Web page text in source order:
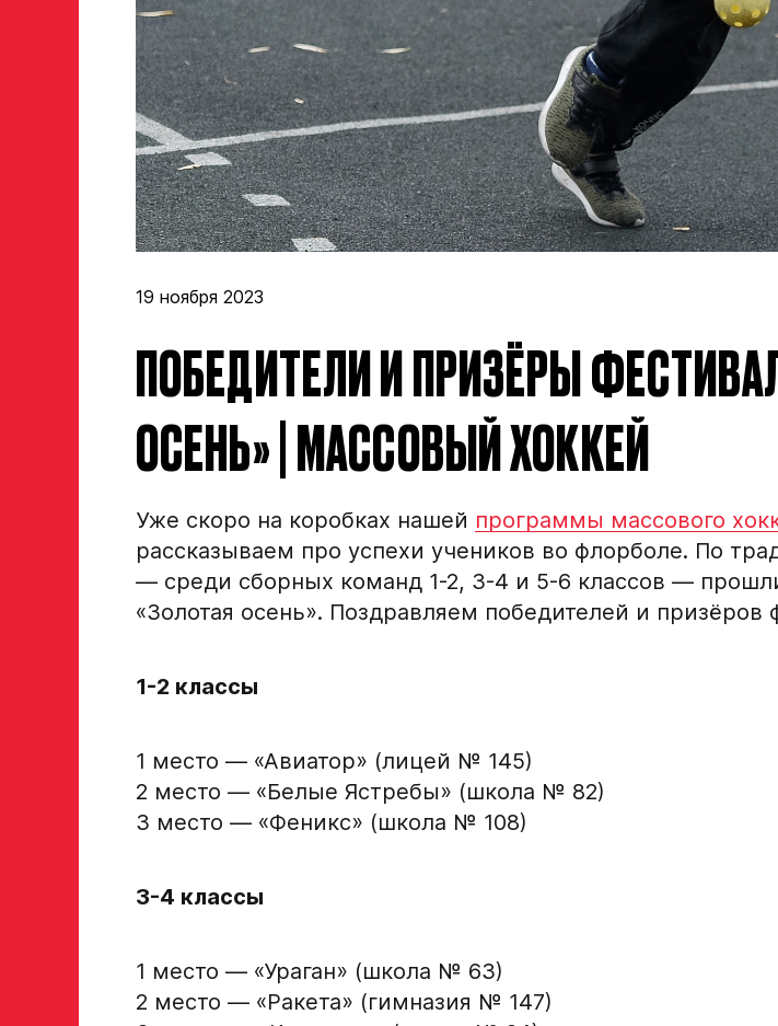
19 ноября 2023
ПОБЕДИТЕЛИ И ПРИЗЁРЫ
ОСЕНЬ» | МАССОВЫЙ ХОККЕЙ
Уже скоро на коробках нашей программы массового
рассказываем про успехи учеников во флорболе. По
— среди сборных команд 1-2, 3-4 и 5-6 классов —
«Золотая осень». Поздравляем победителей и призёров
1-2 классы
1 место — «Авиатор» (лицей № 145)
2 место — «Белые Ястребы» (школа № 82)
3 место — «Феникс» (школа № 108)
3-4 классы
1 место — «Ураган» (школа № 63)
2 место — «Ракета» (гимназия № 147)
Заявка на просмотр в Хоккейную